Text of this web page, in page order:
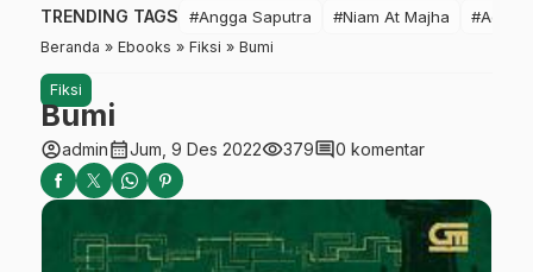
TRENDING TAGS #Angga Saputra #Niam At Majha #Admin
Beranda » Ebooks » Fiksi » Bumi
Fiksi
Bumi
account_circleadmincalendar_monthJum, 9 Des 2022visibility379comment0 komentar